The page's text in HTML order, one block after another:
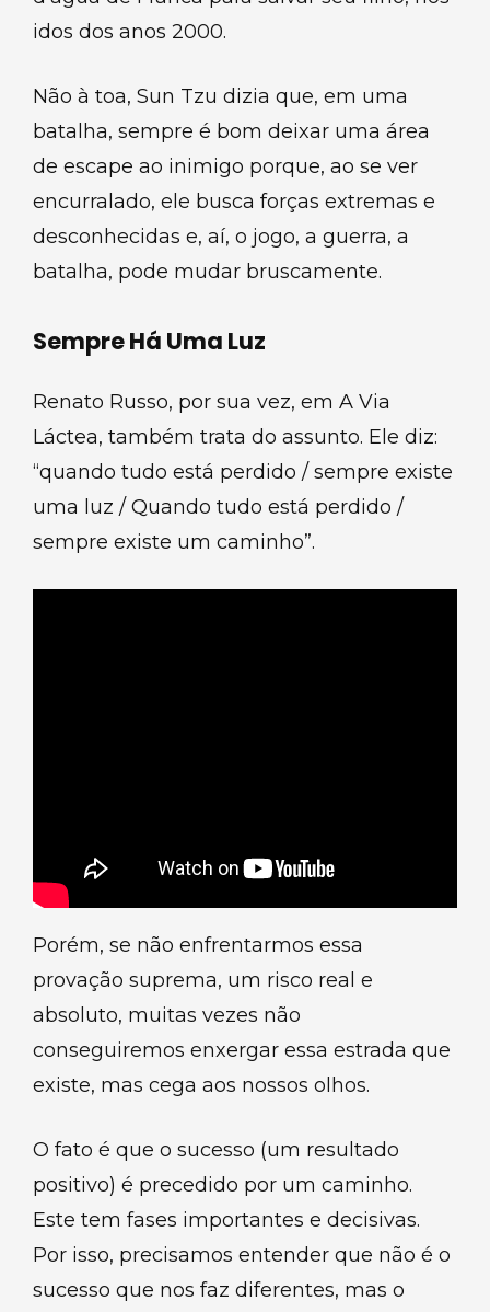
idos dos anos 2000.
Não à toa, Sun Tzu dizia que, em uma
batalha, sempre é bom deixar uma área
de escape ao inimigo porque, ao se ver
encurralado, ele busca forças extremas e
desconhecidas e, aí, o jogo, a guerra, a
batalha, pode mudar bruscamente.
Sempre Há Uma Luz
Renato Russo, por sua vez, em A Via
Láctea, também trata do assunto. Ele diz:
“quando tudo está perdido / sempre existe
uma luz / Quando tudo está perdido /
sempre existe um caminho”.
Porém, se não enfrentarmos essa
provação suprema, um risco real e
absoluto, muitas vezes não
conseguiremos enxergar essa estrada que
existe, mas cega aos nossos olhos.
O fato é que o sucesso (um resultado
positivo) é precedido por um caminho.
Este tem fases importantes e decisivas.
Por isso, precisamos entender que não é o
sucesso que nos faz diferentes, mas o